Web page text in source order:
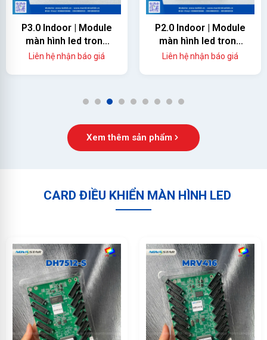
P3.0 Indoor | Module
màn hình led trong
nhà
Liên hệ nhận báo giá
P2.0 Indoor | Module
màn hình led trong
nhà
Liên hệ nhận báo giá
1 2 3 4 5 6 7 8 9
Xem thêm sản phẩm
CARD ĐIỀU KHIỂN MÀN HÌNH LED